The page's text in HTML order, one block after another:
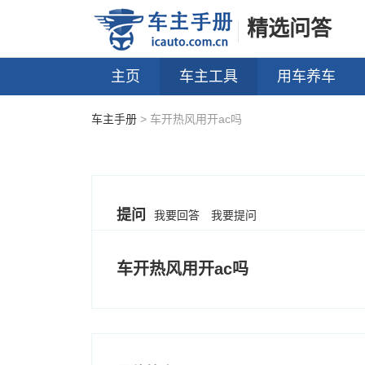
精选问答
主页 车主工具 用车养车
车主手册 > 车开热风用开ac吗
提问 我要回答 我要提问
车开热风用开ac吗